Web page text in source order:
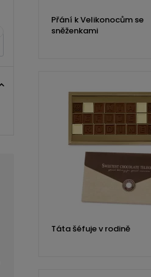
Přání k Velikonocům se
sněženkami
Táta šéfuje v rodině